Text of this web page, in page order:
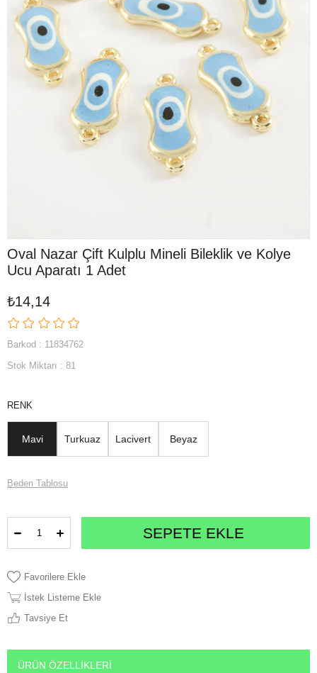
Oval Nazar Çift Kulplu Mineli Bileklik ve Kolye
Ucu Aparatı 1 Adet
₺14,14
Barkod : 11834762
Stok Miktarı : 81
RENK
Mavi Turkuaz Lacivert Beyaz
Beden Tablosu
Favorilere Ekle
İstek Listeme Ekle
Tavsiye Et
ÜRÜN ÖZELLIKLERI